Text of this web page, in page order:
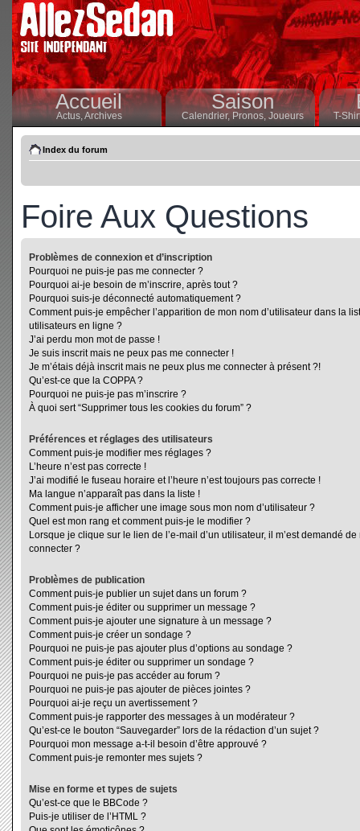
Accueil
Actus,Archives
Saison
Calendrier,Pronos, Joueurs T-
Index du forum
Foire Aux Questions
Problèmes de connexion et d’inscription
Pourquoi ne puis-je pas me connecter ?
Pourquoi ai-je besoin de m’inscrire, après tout ?
Pourquoi suis-je déconnecté automatiquement ?
Comment puis-je empêcher l’apparition de mon nom d’utilisateur dans la
utilisateurs en ligne ?
J’ai perdu mon mot de passe !
Je suis inscrit mais ne peux pas me connecter !
Je m’étais déjà inscrit mais ne peux plus me connecter à présent ?!
Qu’est-ce que la COPPA ?
Pourquoi ne puis-je pas m’inscrire ?
À quoi sert “Supprimer tous les cookies du forum” ?
Préférences et réglages des utilisateurs
Comment puis-je modifier mes réglages ?
L’heure n’est pas correcte !
J’ai modifié le fuseau horaire et l’heure n’est toujours pas correcte !
Ma langue n’apparaît pas dans la liste !
Comment puis-je afficher une image sous mon nom d’utilisateur ?
Quel est mon rang et comment puis-je le modifier ?
Lorsque je clique sur le lien de l’e-mail d’un utilisateur, il m’est demandé de
connecter ?
Problèmes de publication
Comment puis-je publier un sujet dans un forum ?
Comment puis-je éditer ou supprimer un message ?
Comment puis-je ajouter une signature à un message ?
Comment puis-je créer un sondage ?
Pourquoi ne puis-je pas ajouter plus d’options au sondage ?
Comment puis-je éditer ou supprimer un sondage ?
Pourquoi ne puis-je pas accéder au forum ?
Pourquoi ne puis-je pas ajouter de pièces jointes ?
Pourquoi ai-je reçu un avertissement ?
Comment puis-je rapporter des messages à un modérateur ?
Qu’est-ce le bouton “Sauvegarder” lors de la rédaction d’un sujet ?
Pourquoi mon message a-t-il besoin d’être approuvé ?
Comment puis-je remonter mes sujets ?
Mise en forme et types de sujets
Qu’est-ce que le BBCode ?
Puis-je utiliser de l’HTML ?